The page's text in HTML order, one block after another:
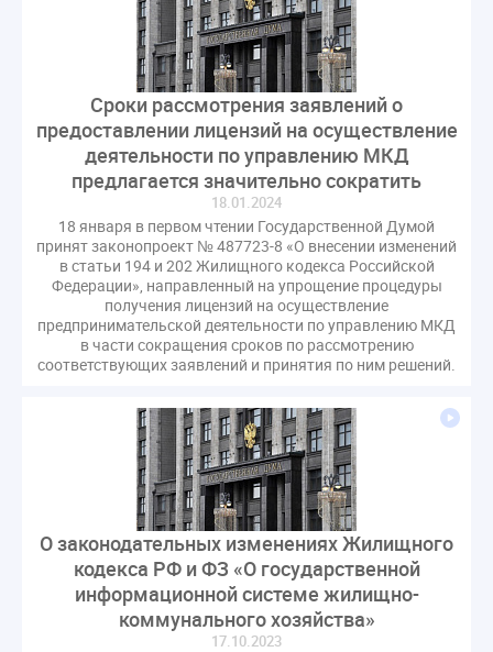
Сроки рассмотрения заявлений о
предоставлении лицензий на осуществление
деятельности по управлению МКД
предлагается значительно сократить
18.01.2024
18 января в первом чтении Государственной Думой
принят законопроект № 487723-8 «О внесении изменений
в статьи 194 и 202 Жилищного кодекса Российской
Федерации», направленный на упрощение процедуры
получения лицензий на осуществление
предпринимательской деятельности по управлению МКД
в части сокращения сроков по рассмотрению
соответствующих заявлений и принятия по ним решений.
О законодательных изменениях Жилищного
кодекса РФ и ФЗ «О государственной
информационной системе жилищно-
коммунального хозяйства»
17.10.2023